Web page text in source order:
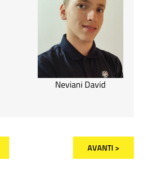
Neviani David
AVANTI >